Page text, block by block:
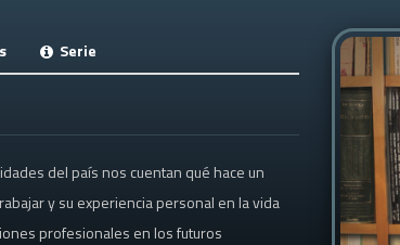
Serie
del país nos cuentan qué hace un
y su experiencia personal en la vida
profesionales en los futuros